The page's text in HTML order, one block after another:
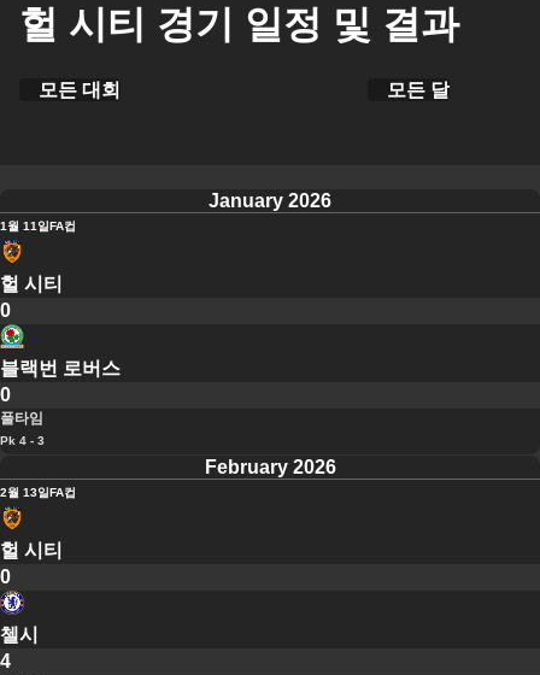
헐 시티 경기 일정 및 결과
모든 대회 모든 달
January 2026
1월 11일FA컵
헐 시티
0
블랙번 로버스
0
풀타임
Pk 4 - 3
February 2026
2월 13일FA컵
헐 시티
0
첼시
4